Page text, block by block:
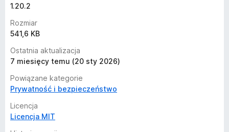
1.20.2
Rozmiar
541,6 KB
Ostatnia aktualizacja
7 miesięcy temu (20 sty 2026)
Powiązane kategorie
Prywatność i bezpieczeństwo
Licencja
Licencja MIT